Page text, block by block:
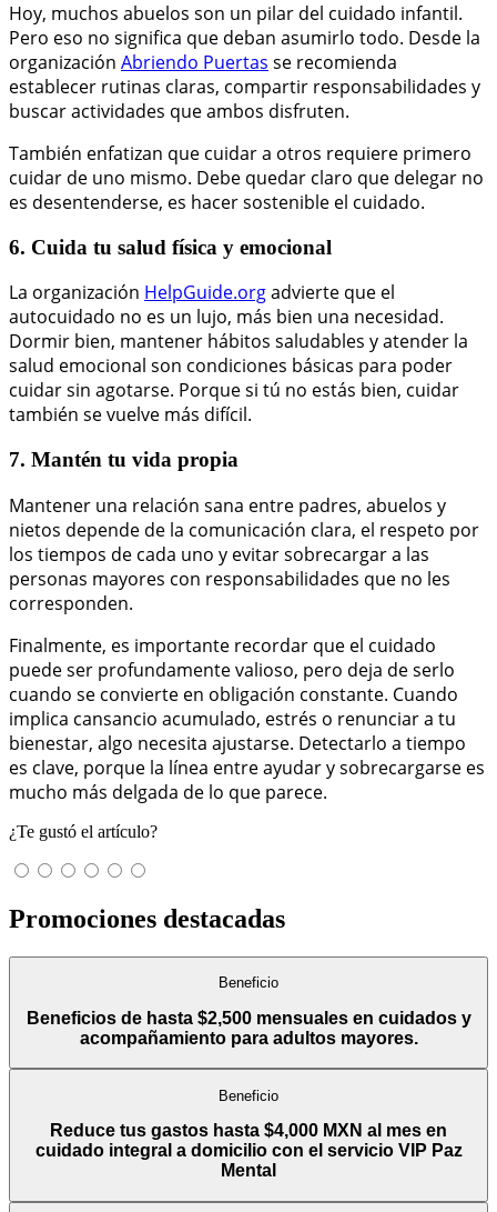
Hoy, muchos abuelos son un pilar del cuidado infantil.
Pero eso no significa que deban asumirlo todo. Desde la
organización Abriendo Puertas se recomienda
establecer rutinas claras, compartir responsabilidades y
buscar actividades que ambos disfruten.
También enfatizan que cuidar a otros requiere primero
cuidar de uno mismo. Debe quedar claro que delegar no
es desentenderse, es hacer sostenible el cuidado.
6. Cuida tu salud física y emocional
La organización HelpGuide.orgadvierte que el
autocuidado no es un lujo, más bien una necesidad.
Dormir bien, mantener hábitos saludables y atender la
salud emocional son condiciones básicas para poder
cuidar sin agotarse. Porque si tú no estás bien, cuidar
también se vuelve más difícil.
7. Mantén tu vida propia
Mantener una relación sana entre padres, abuelos y
nietos depende de la comunicación clara, el respeto por
los tiempos de cada uno y evitar sobrecargar a las
personas mayores con responsabilidades que no les
corresponden.
Finalmente, es importante recordar que el cuidado
puede ser profundamente valioso, pero deja de serlo
cuando se convierte en obligación constante. Cuando
implica cansancio acumulado, estrés o renunciar a tu
bienestar, algo necesita ajustarse. Detectarlo a tiempo
es clave, porque la línea entre ayudar y sobrecargarse es
mucho más delgada de lo que parece.
¿Te gustó el artículo?
Promociones destacadas
Beneficio
Beneficios de hasta $2,500 mensuales en cuidados y
acompañamiento para adultos mayores.
Beneficio
Reduce tus gastos hasta $4,000 MXN al mes en
cuidado integral a domicilio con el servicio VIP Paz
Mental